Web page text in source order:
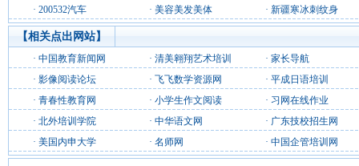
· 200532汽车 · 美容美发美体 · 新疆寒冰刺纹身
【相关点出网站】
· 中国教育新闻网 · 清美翱翔艺术培训 · 家长导航
· 影像阅读论坛 · 飞飞数学资源网 · 平成日语培训
· 青春性教育网 · 小学生作文阅读 · 习网在线作业
· 北外培训学院 · 中华语文网 · 广东技校招生网
· 美国内申大学 · 名师网 · 中国企管培训网